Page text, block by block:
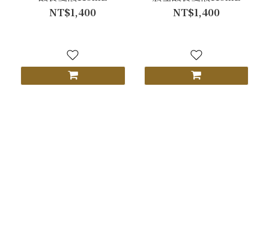
NT$1,400
NT$1,400